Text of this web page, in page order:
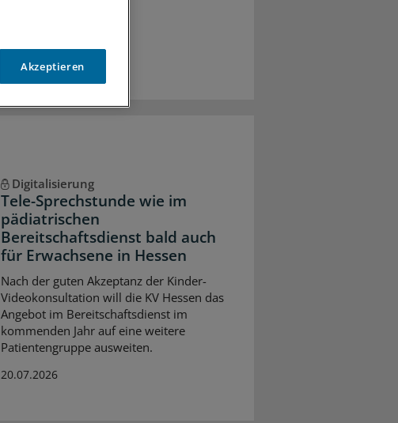
Digitalisierung
Tele-Sprechstunde wie im
pädiatrischen
Bereitschaftsdienst bald auch
für Erwachsene in Hessen
Nach der guten Akzeptanz der Kinder-
Videokonsultation will die KV Hessen das
Angebot im Bereitschaftsdienst im
kommenden Jahr auf eine weitere
Patientengruppe ausweiten.
20.07.2026
Akzeptieren